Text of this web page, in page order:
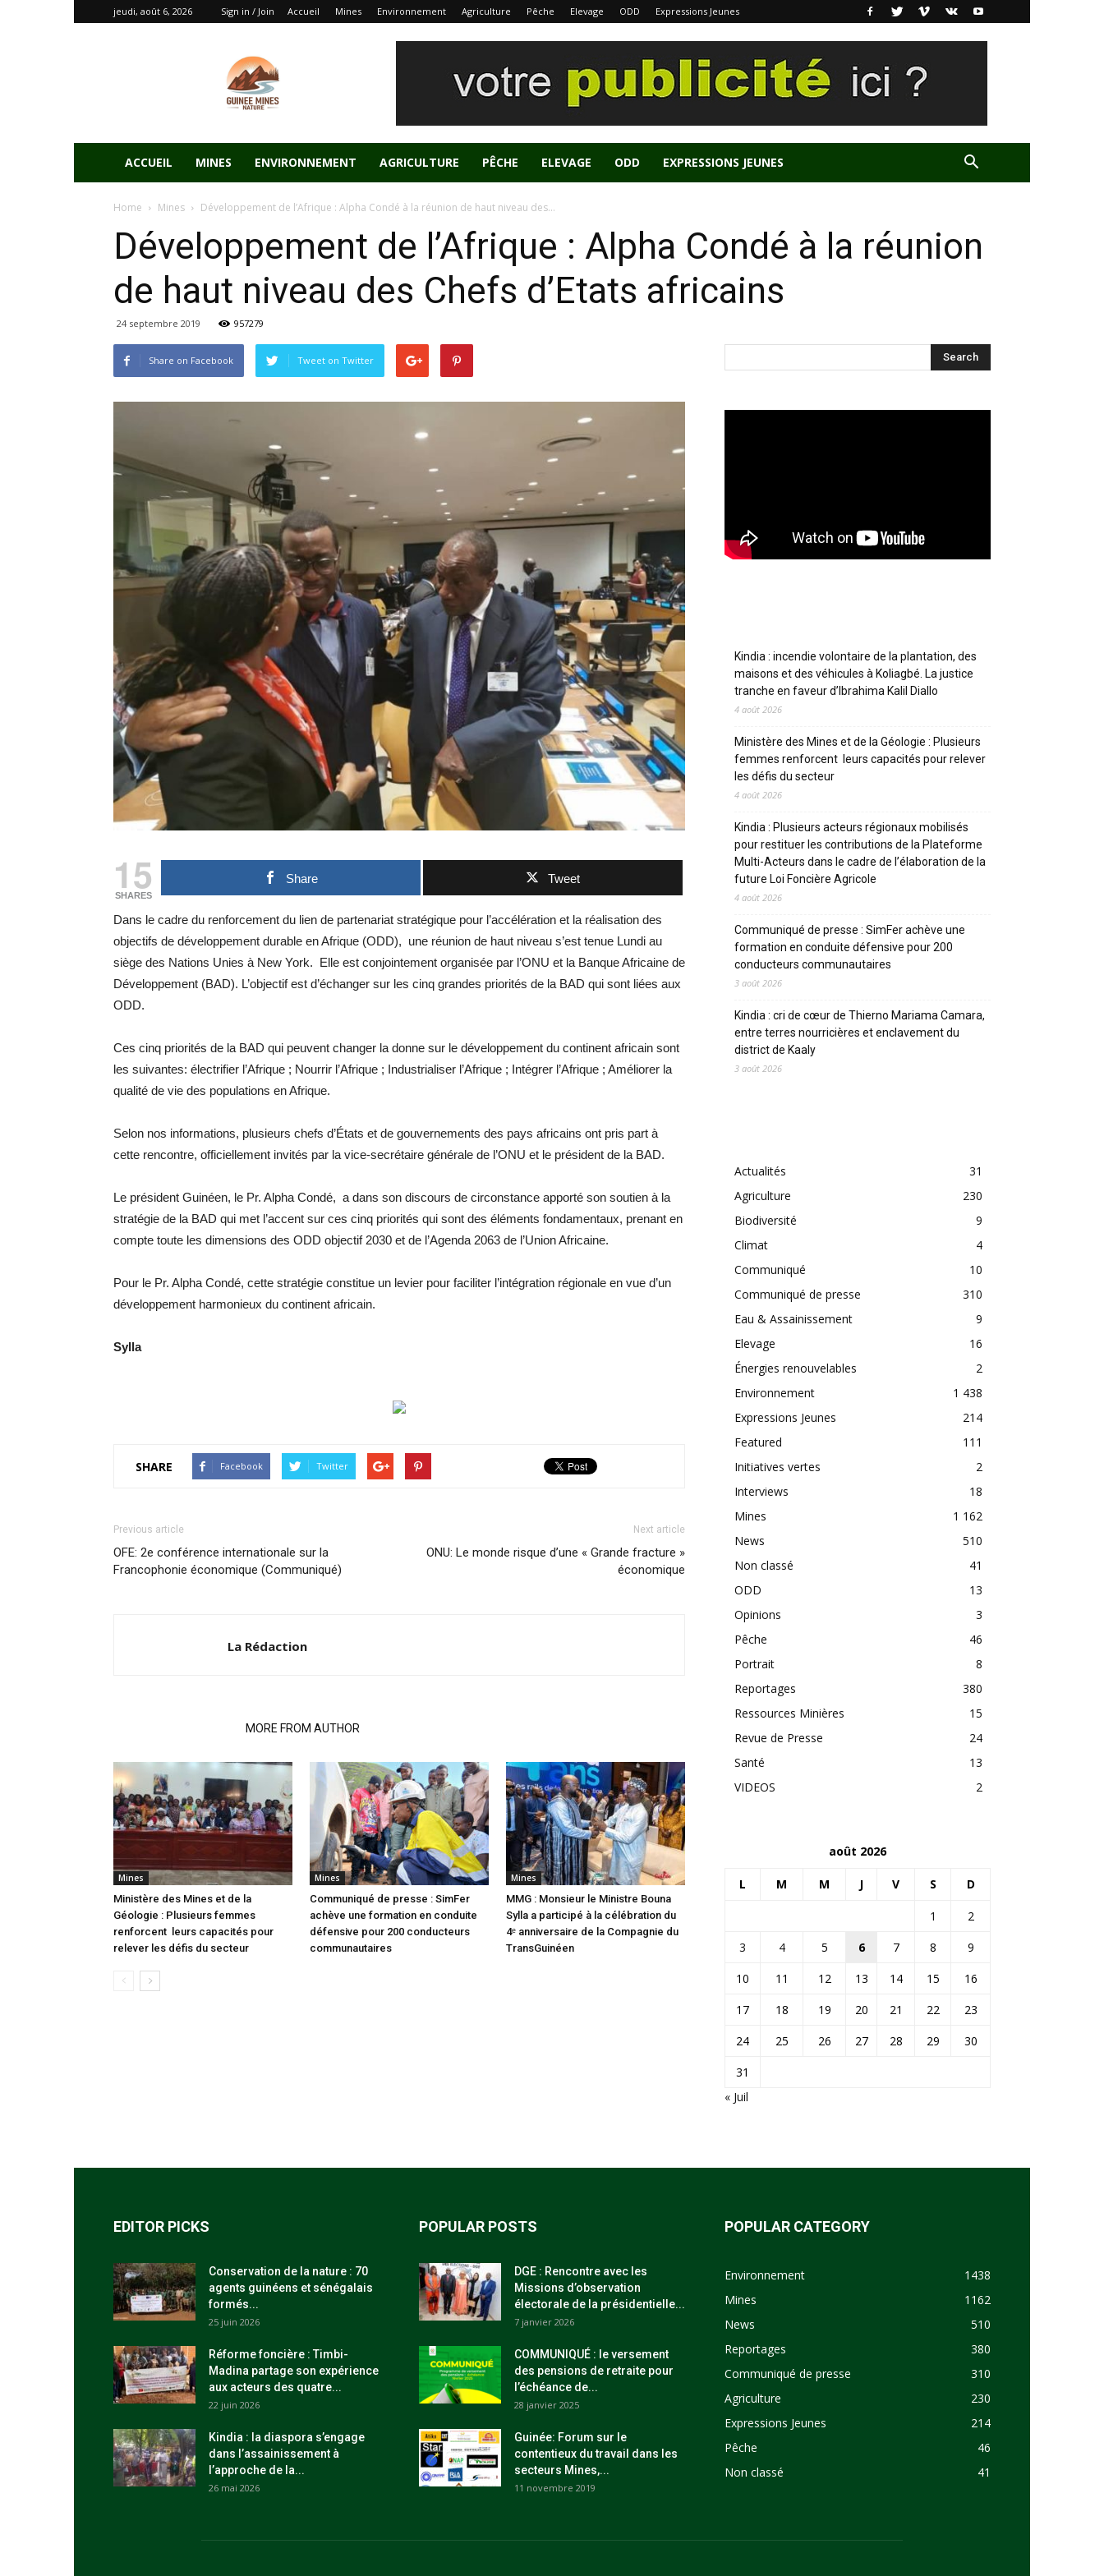
jeudi, août 6, 2026 Sign in / Join Accueil Mines Environnement Agriculture Pêche Elevage ODD Expressions Jeunes
ACCUEIL MINES ENVIRONNEMENT AGRICULTURE PÊCHE ELEVAGE ODD EXPRESSIONS JEUNES
Home Mines Développement de l’Afrique : Alpha Condé à la réunion de haut niveau des...
Développement de l’Afrique : Alpha Condé à la réunion
de haut niveau des Chefs d’Etats africains
24 septembre 2019 957279
Share on Facebook Tweet on Twitter
15
SHARES
Share Tweet
Dans le cadre du renforcement du lien de partenariat stratégique pour l’accélération et la réalisation des
objectifs de développement durable en Afrique (ODD), une réunion de haut niveau s’est tenue Lundi au
siège des Nations Unies à New York. Elle est conjointement organisée par l’ONU et la Banque Africaine de
Développement (BAD). L’objectif est d’échanger sur les cinq grandes priorités de la BAD qui sont liées aux
ODD.
Ces cinq priorités de la BAD qui peuvent changer la donne sur le développement du continent africain sont
les suivantes: électrifier l’Afrique ; Nourrir l’Afrique ; Industrialiser l’Afrique ; Intégrer l’Afrique ; Améliorer la
qualité de vie des populations en Afrique.
Selon nos informations, plusieurs chefs d’États et de gouvernements des pays africains ont pris part à
cette rencontre, officiellement invités par la vice-secrétaire générale de l’ONU et le président de la BAD.
Le président Guinéen, le Pr. Alpha Condé, a dans son discours de circonstance apporté son soutien à la
stratégie de la BAD qui met l’accent sur ces cinq priorités qui sont des éléments fondamentaux, prenant en
compte toute les dimensions des ODD objectif 2030 et de l’Agenda 2063 de l’Union Africaine.
Pour le Pr. Alpha Condé, cette stratégie constitue un levier pour faciliter l’intégration régionale en vue d’un
développement harmonieux du continent africain.
Sylla
SHARE Facebook Twitter
Previous article
OFE: 2e conférence internationale sur la
Francophonie économique (Communiqué)
Next article
ONU: Le monde risque d’une « Grande fracture »
économique
La Rédaction
MORE FROM AUTHOR
Mines
Ministère des Mines et de la
Géologie : Plusieurs femmes
renforcent leurs capacités pour
relever les défis du secteur
Mines
Communiqué de presse : SimFer
achève une formation en conduite
défensive pour 200 conducteurs
communautaires
Mines
MMG : Monsieur le Ministre Bouna
Sylla a participé à la célébration du
4ᵉ anniversaire de la Compagnie du
TransGuinéen
Kindia : incendie volontaire de la plantation, des
maisons et des véhicules à Koliagbé. La justice
tranche en faveur d’Ibrahima Kalil Diallo
4 août 2026
Ministère des Mines et de la Géologie : Plusieurs
femmes renforcent leurs capacités pour relever
les défis du secteur
4 août 2026
Kindia : Plusieurs acteurs régionaux mobilisés
pour restituer les contributions de la Plateforme
Multi-Acteurs dans le cadre de l’élaboration de la
future Loi Foncière Agricole
4 août 2026
Communiqué de presse : SimFer achève une
formation en conduite défensive pour 200
conducteurs communautaires
3 août 2026
Kindia : cri de cœur de Thierno Mariama Camara,
entre terres nourricières et enclavement du
district de Kaaly
3 août 2026
Actualités
31
Agriculture
230
Biodiversité
9
Climat
4
Communiqué
10
Communiqué de presse
310
Eau & Assainissement
9
Elevage
16
Énergies renouvelables
2
Environnement
1 438
Expressions Jeunes
214
Featured
111
Initiatives vertes
2
Interviews
18
Mines
1 162
News
510
Non classé
41
ODD
13
Opinions
3
Pêche
46
Portrait
8
Reportages
380
Ressources Minières
15
Revue de Presse
24
Santé
13
VIDEOS
2
août 2026
L M M J V S D
1
2
3
4 5 6 7 8
9
10
11 12 13 14 15
16
17
18 19 20 21 22
23
24
25 26 27 28 29
30
31
« Juil
EDITOR PICKS
Conservation de la nature : 70
agents guinéens et sénégalais
formés...
25 juin 2026
Réforme foncière : Timbi-
Madina partage son expérience
aux acteurs des quatre...
22 juin 2026
Kindia : la diaspora s’engage
dans l’assainissement à
l’approche de la...
26 mai 2026
POPULAR POSTS
DGE : Rencontre avec les
Missions d’observation
électorale de la présidentielle...
7 janvier 2026
COMMUNIQUÉ : le versement
des pensions de retraite pour
l’échéance de...
28 janvier 2025
Guinée: Forum sur le
contentieux du travail dans les
secteurs Mines,...
11 novembre 2019
POPULAR CATEGORY
Environnement
1438
Mines
1162
News
510
Reportages
380
Communiqué de presse
310
Agriculture
230
Expressions Jeunes
214
Pêche
46
Non classé
41